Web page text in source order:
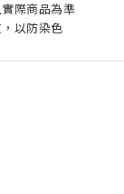
際商品為準
以防染色